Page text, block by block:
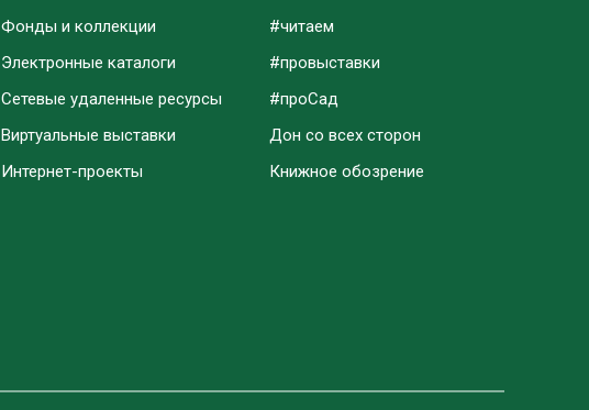
Фонды и коллекции
Электронные каталоги
Сетевые удаленные ресурсы
Виртуальные выставки
Интернет-проекты
#читаем
#провыставки
#проСад
Дон со всех сторон
Книжное обозрение